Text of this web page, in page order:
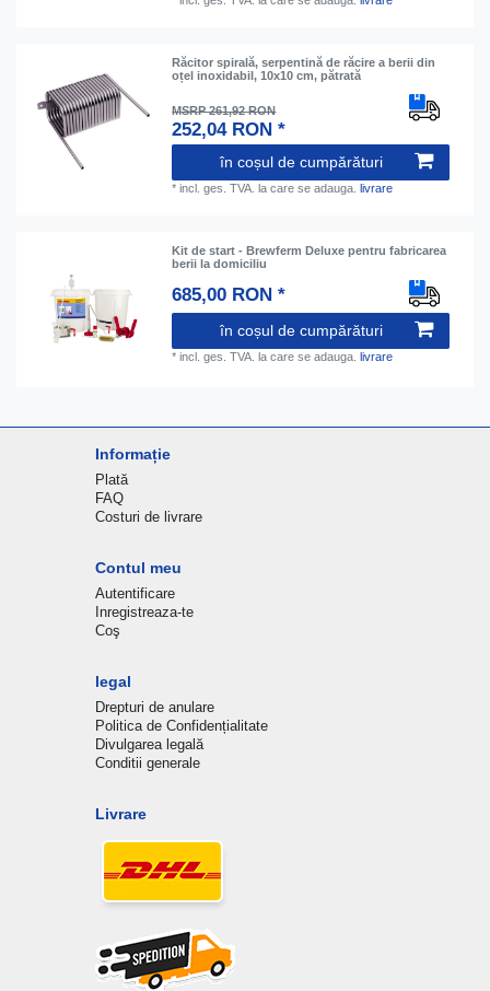
Răcitor spirală, serpentină de răcire a berii din
oțel inoxidabil, 10x10 cm, pătrată
MSRP 261,92 RON
252,04 RON *
în coșul de cumpărături
*incl. ges. TVA. la care se adauga. livrare
Kit de start - Brewferm Deluxe pentru fabricarea
berii la domiciliu
685,00 RON *
în coșul de cumpărături
*incl. ges. TVA. la care se adauga. livrare
Informație
Plată
FAQ
Costuri de livrare
Contul meu
Autentificare
Inregistreaza-te
Coş
legal
Drepturi de anulare
Politica de Confidențialitate
Divulgarea legală
Conditii generale
Livrare